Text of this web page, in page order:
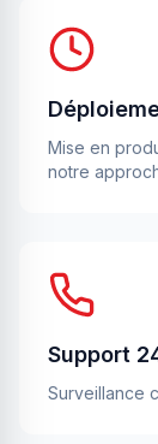
Mise en
notre
Support
Surveillance